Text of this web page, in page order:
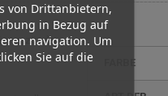
von Drittanbietern,
in Bezug auf
navigation. Um
Sie auf die
FARBE